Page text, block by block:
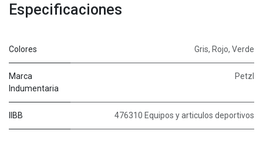
Especificaciones
Colores Gris, Rojo, Verde
Marca
Indumentaria
Petzl
IIBB 476310 Equipos y articulos deportivos